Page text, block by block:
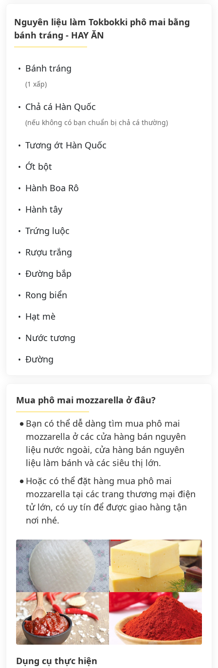
Nguyên liệu làm Tokbokki phô mai bằng
bánh tráng - HAY ĂN
Bánh tráng
(1 xấp)
Chả cá Hàn Quốc
(nếu không có bạn chuẩn bị chả cá thường)
Tương ớt Hàn Quốc
Ớt bột
Hành Boa Rô
Hành tây
Trứng luộc
Rượu trắng
Đường bắp
Rong biển
Hạt mè
Nước tương
Đường
Mua phô mai mozzarella ở đâu?
Bạn có thể dễ dàng tìm mua phô mai
mozzarella ở các cửa hàng bán nguyên
liệu nước ngoài, cửa hàng bán nguyên
liệu làm bánh và các siêu thị lớn.
Hoặc có thể đặt hàng mua phô mai
mozzarella tại các trang thương mại điện
tử lớn, có uy tín để được giao hàng tận
nơi nhé.
Dụng cụ thực hiện